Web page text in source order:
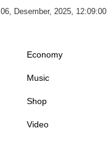
06, Desember, 2025, 12:09:00
Economy
Music
Shop
Video